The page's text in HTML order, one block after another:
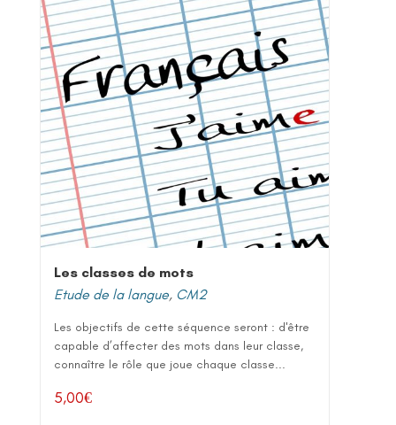
Les classes de mots
Etude de la langue, CM2
Les objectifs de cette séquence seront : d'être
capable d’affecter des mots dans leur classe,
connaître le rôle que joue chaque classe...
5,00€